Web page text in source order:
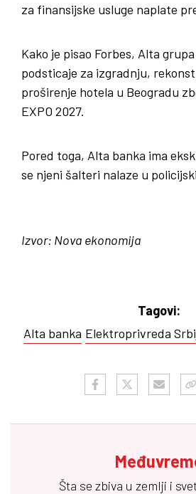
za finansijske usluge naplate
Kako je pisao Forbes, Alta
podsticaje za izgradnju,
proširenje hotela u Beogradu
EXPO 2027.
Pored toga, Alta banka ima
se njeni šalteri nalaze u
Izvor: Nova ekonomija
Tagovi:
Alta banka Elektroprivreda
Šta se zbiva u zemlji i